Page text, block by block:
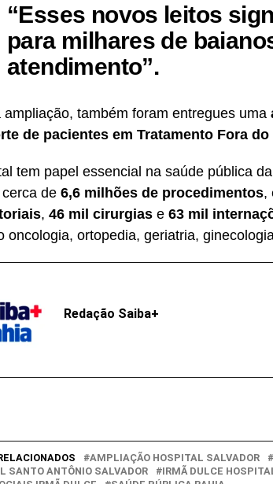
“Esses novos leitos
para milhares de
atendimento”.
ampliação, também foram entregues uma
de pacientes em Tratamento Fora
tem papel essencial na saúde pública
de 6,6 milhões de procedimentos,
, 46 mil cirurgias e 63 mil
oncologia, ortopedia, geriatria,
Redação Saiba+
AMPLIAÇÃO HOSPITAL SALVADOR
SANTO ANTÔNIO SALVADOR
IRMÃ DULCE